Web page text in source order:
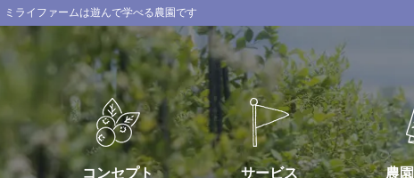
ミライファームは遊んで学べる農園です
コンセプト サービス 農